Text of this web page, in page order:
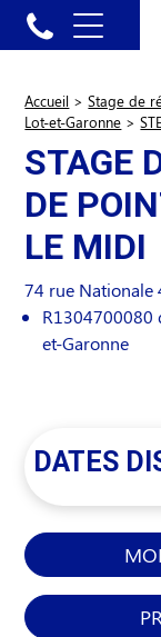
Accueil > Stage de
Lot-et-Garonne >
STAGE
DE
LE MIDI
74 rue Nationale
R1304700080
et-Garonne
DATES